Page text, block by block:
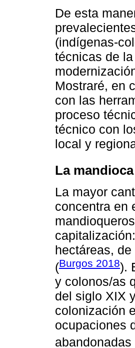
De esta
(indígenas-
técnicas de
Mostraré, en
con las
proceso
técnico con
local y
La
La mayor
concentra en
hectáreas,
(Burgos 2018).
y colonos/as
del siglo XIX
colonización
ocupaciones
abandonadas